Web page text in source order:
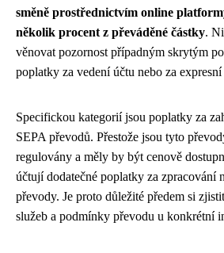
směně prostřednictvím online
několik procent z převáděné částky.
věnovat pozornost případným skrytým
poplatky za vedení účtu nebo za
Specifickou kategorií jsou poplatky za
SEPA převodů. Přestože jsou tyto
regulovány a měly by být cenově
účtují dodatečné poplatky za zpracování
převody. Je proto důležité předem si
služeb a podmínky převodu u konkrétní